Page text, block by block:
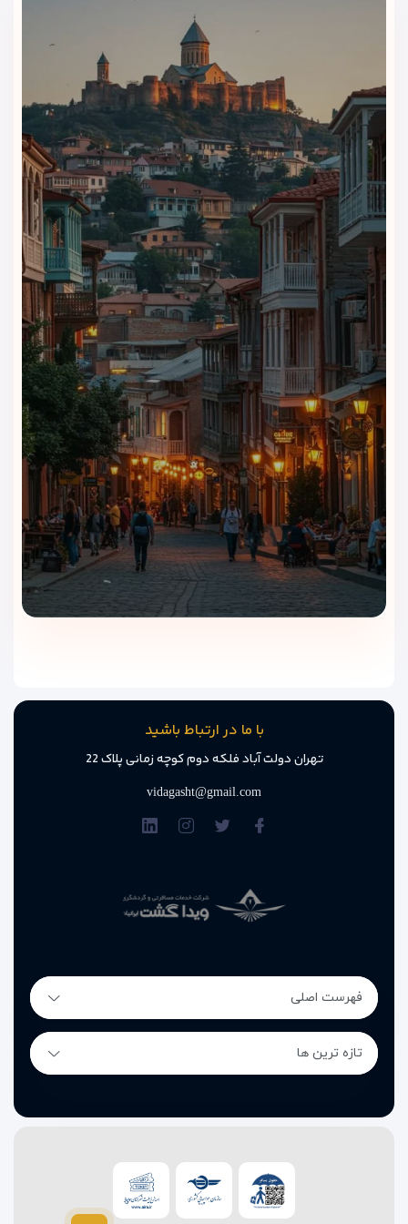
امکانات هتل و آپارتمان‌های آکوآ
باتومی | اقامت راحت با استخر و
خدمات ویژه
هتل و آپارتمان‌های آکوآ باتومی با مجموعه‌ای از امکانات رفاهی و
تفریحی مدرن، اقامتی راحت و بدون دغدغه را برای مهمانان خود
فراهم کرده است. این مجموعه طوری طراحی شده که هم
خانواده‌ها و هم مسافران کاری بتوانند در طول اقامتشان از بهترین
خدمات بهره‌مند شوند.
استخر و امکانات ورزشی
این مجموعه دارای استخر روباز با چشم‌انداز زیبا به شهر و ساحل
است که محیطی عالی برای استراحت و شنا فراهم می‌کند. همچنین
سالن ورزشی مجهز با دستگاه‌های مدرن برای مهمانانی که به
تناسب اندام اهمیت می‌دهند در دسترس است.
اینترنت پرسرعت رایگان
دسترسی به اینترنت پرسرعت در تمامی اتاق‌ها و بخش‌های عمومی
هتل، امکان انجام کارهای آنلاین و ارتباط آسان با دوستان و خانواده
را برای مهمانان فراهم می‌کند.
پارکینگ اختصاصی
مسافرانی که با خودرو سفر می‌کنند می‌توانند از پارکینگ اختصاصی
و ایمن هتل استفاده کنند و با خیال راحت از اقامت خود لذت ببرند.
خدمات نظافت و لاندری
خدمت‌رسانی به مهمانان هستند و هرگونه نیاز یا سوال آن‌ها را
این امکانات متنوع باعث شده هتل و آپارتمان‌های آکوآ باتومی
رستوران و کافی‌شاپ هتل و
آپارتمان‌های آکوآ باتومی
با ما در ارتباط باشید
تهران دولت آباد فلکه دوم کوچه زمانی پلاک 22
vidagasht@gmail.com
فهرست اصلی
تازه ترین ها